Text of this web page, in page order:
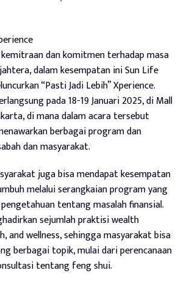
dan komitmen terhadap masa
dalam kesempatan ini Sun Life
“Pasti Jadi Lebih” Xperience.
pada 18-19 Januari 2025, di Mall
di mana dalam acara tersebut
berbagai program dan
dan masyarakat.
juga bisa mendapat kesempatan
melalui serangkaian program yang
tentang masalah finansial.
sejumlah praktisi wealth
and wellness, sehingga masyarakat bisa
berbagai topik, mulai dari perencanaan
tentang feng shui.